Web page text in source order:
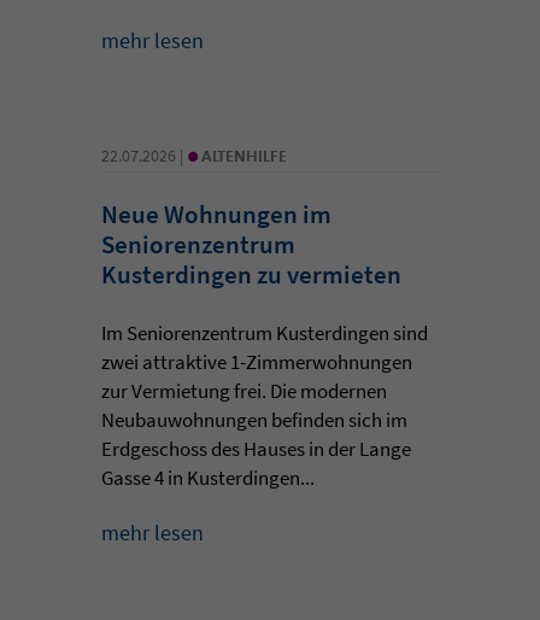
mehr lesen
22.07.2026 | • ALTENHILFE
Neue Wohnungen im
Seniorenzentrum
Kusterdingen zu vermieten
Im Seniorenzentrum Kusterdingen sind
zwei attraktive 1-Zimmerwohnungen
zur Vermietung frei. Die modernen
Neubauwohnungen befinden sich im
Erdgeschoss des Hauses in der Lange
Gasse 4 in Kusterdingen...
mehr lesen